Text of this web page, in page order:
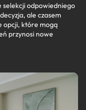
selekcji odpowiedniego
ale czasem
opcji, które mogą
przynosi nowe